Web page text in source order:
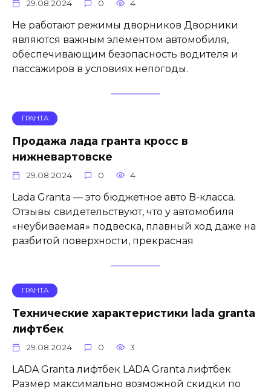
29.08.2024 0 4
Не работают режимы дворников Дворники
являются важным элементом автомобиля,
обеспечивающим безопасность водителя и
пассажиров в условиях непогоды.
ГРАНТА
Продажа лада гранта кросс в
нижневартовске
29.08.2024 0 4
Lada Granta — это бюджетное авто B-класса.
Отзывы свидетельствуют, что у автомобиля
«неубиваемая» подвеска, плавный ход даже на
разбитой поверхности, прекрасная
ГРАНТА
Технические характеристики lada granta
лифтбек
29.08.2024 0 3
LADA Granta лифтбек LADA Granta лифтбек
Размер максимально возможной скидки по